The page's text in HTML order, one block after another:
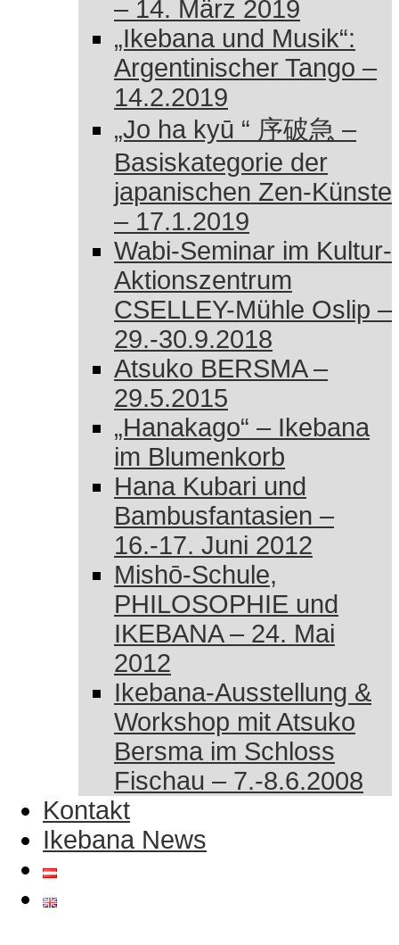
– 14. März 2019
„Ikebana und Musik“:
Argentinischer Tango –
14.2.2019
„Jo ha kyū “ 序破急 –
Basiskategorie der
japanischen Zen-Künste
– 17.1.2019
Wabi-Seminar im Kultur-
Aktionszentrum
CSELLEY-Mühle Oslip –
29.-30.9.2018
Atsuko BERSMA –
29.5.2015
„Hanakago“ – Ikebana
im Blumenkorb
Hana Kubari und
Bambusfantasien –
16.-17. Juni 2012
Mishō-Schule,
PHILOSOPHIE und
IKEBANA – 24. Mai
2012
Ikebana-Ausstellung &
Workshop mit Atsuko
Bersma im Schloss
Fischau – 7.-8.6.2008
Kontakt
Ikebana News